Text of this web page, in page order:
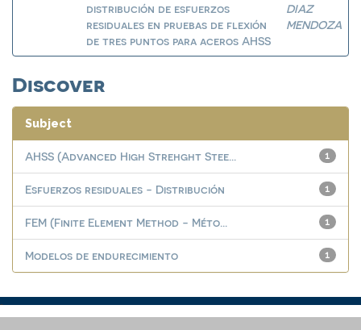
distribución de esfuerzos
residuales en pruebas de flexión
de tres puntos para aceros AHSS
DIAZ
MENDOZA
Discover
Subject
1
AHSS (Advanced High Strehght Stee...
1
Esfuerzos residuales - Distribución
1
FEM (Finite Element Method - Méto...
1
Modelos de endurecimiento